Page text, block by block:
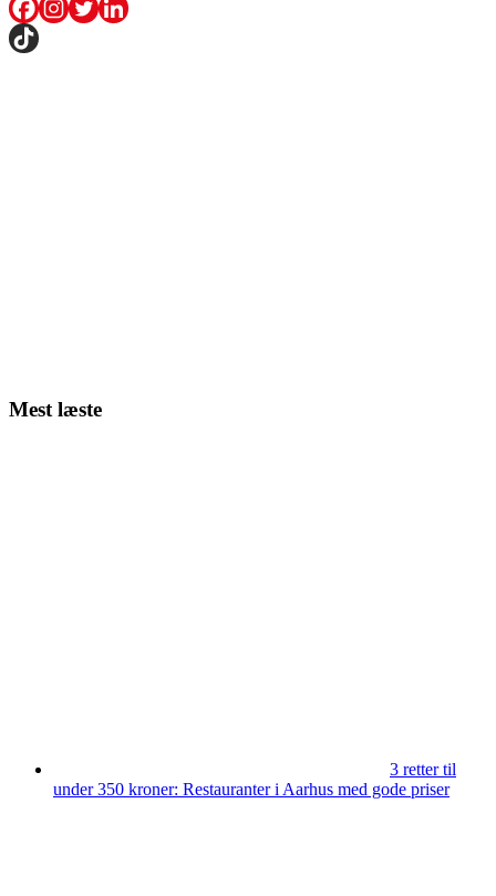
Mest læste
3 retter til
under 350 kroner: Restauranter i Aarhus med gode priser